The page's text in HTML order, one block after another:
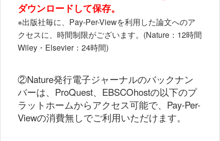
ダウンロードして保存。
※出版社毎に、Pay-Per-Viewを利用した論文へのア
クセスに、時間制限がございます。(Nature：12時間
Wiley・Elsevier：24時間)
②Nature発行電子ジャーナルのバックナン
バーは、ProQuest、EBSCOhostの以下のプ
ラットホームからアクセス可能で、Pay-Per-
Viewの消費無しでご利用いただけます。